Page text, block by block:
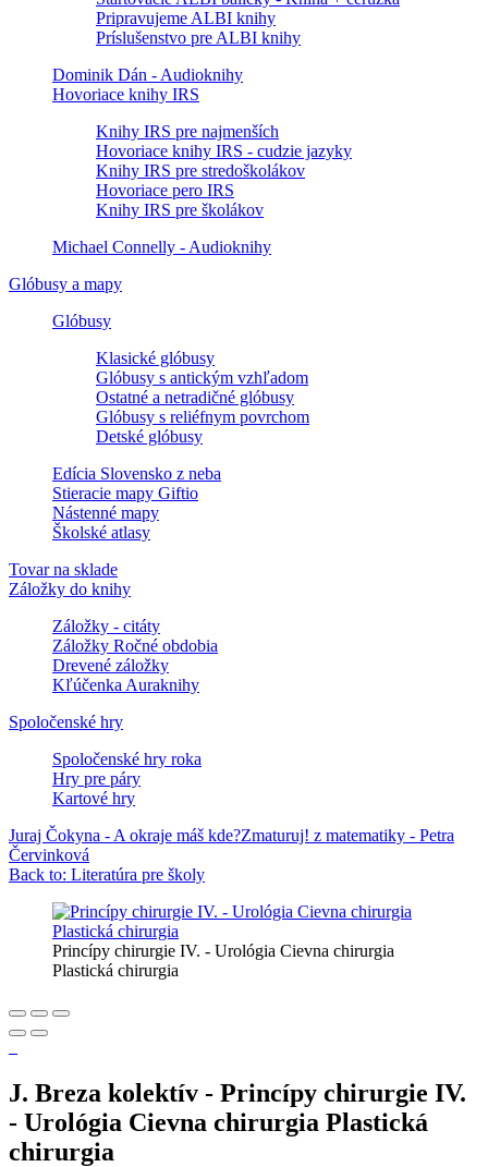
Pripravujeme ALBI knihy
Príslušenstvo pre ALBI knihy
Dominik Dán - Audioknihy
Hovoriace knihy IRS
Knihy IRS pre najmenších
Hovoriace knihy IRS - cudzie jazyky
Knihy IRS pre stredoškolákov
Hovoriace pero IRS
Knihy IRS pre školákov
Michael Connelly - Audioknihy
Glóbusy a mapy
Glóbusy
Klasické glóbusy
Glóbusy s antickým vzhľadom
Ostatné a netradičné glóbusy
Glóbusy s reliéfnym povrchom
Detské glóbusy
Edícia Slovensko z neba
Stieracie mapy Giftio
Nástenné mapy
Školské atlasy
Tovar na sklade
Záložky do knihy
Záložky - citáty
Záložky Ročné obdobia
Drevené záložky
Kľúčenka Auraknihy
Spoločenské hry
Spoločenské hry roka
Hry pre páry
Kartové hry
Juraj Čokyna - A okraje máš kde?Zmaturuj! z matematiky - Petra
Červinková
Back to: Literatúra pre školy
Princípy chirurgie IV. - Urológia Cievna chirurgia
Plastická chirurgia
J. Breza kolektív - Princípy chirurgie IV.
- Urológia Cievna chirurgia Plastická
chirurgia